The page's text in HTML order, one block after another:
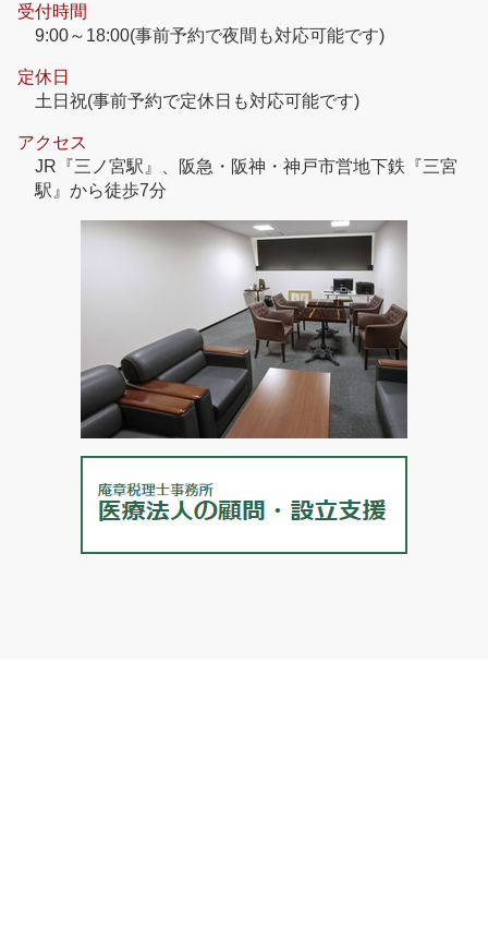
受付時間
9:00～18:00(事前予約で夜間も対応可能です)
定休日
土日祝(事前予約で定休日も対応可能です)
アクセス
JR『三ノ宮駅』、阪急・阪神・神戸市営地下鉄『三宮
駅』から徒歩7分